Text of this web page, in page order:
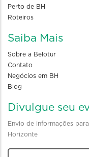
Perto de BH
Roteiros
Saiba Mais
Sobre a Belotur
Contato
Negócios em BH
Blog
Divulgue seu
Envio de informações
Horizonte